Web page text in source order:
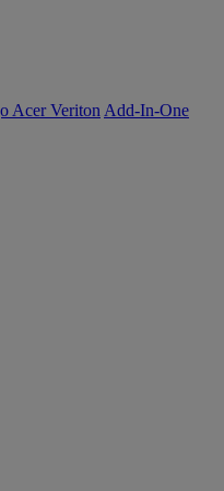
Acer Veriton Add-In-One